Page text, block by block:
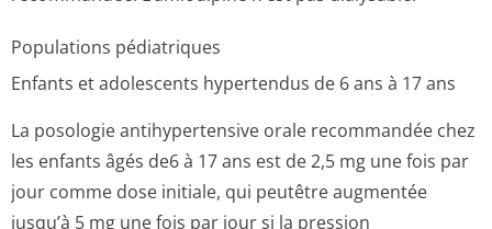
Populations pédiatriques
Enfants et adolescents hypertendus de 6 ans à 17 ans
La posologie antihypertensive orale recommandée chez
les enfants âgés de6 à 17 ans est de 2,5 mg une fois par
jour comme dose initiale, qui peutêtre augmentée
jusqu’à 5 mg une fois par jour si la pression